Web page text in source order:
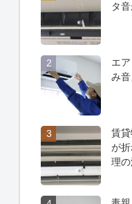
タ
2
エ
み
3
賃
が
理